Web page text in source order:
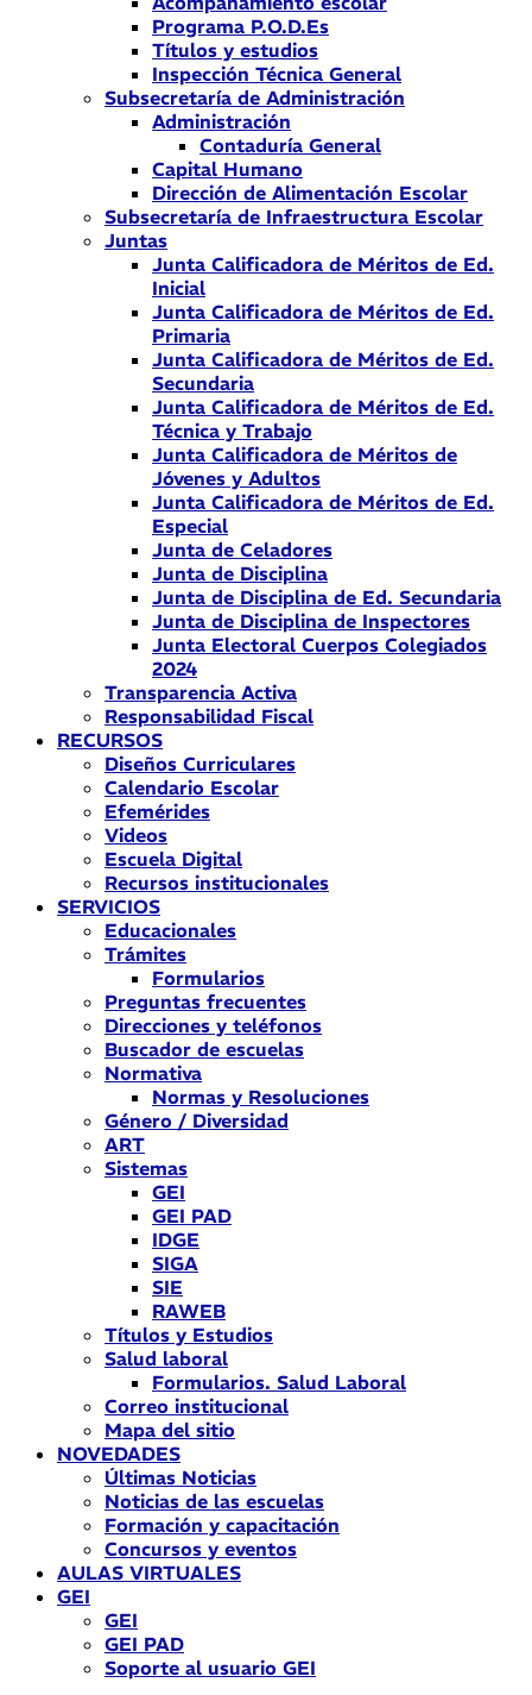
Programa P.O.D.Es
Títulos y estudios
Inspección Técnica General
Subsecretaría de Administración
Administración
Contaduría General
Capital Humano
Dirección de Alimentación Escolar
Subsecretaría de Infraestructura Escolar
Juntas
Junta Calificadora de Méritos de Ed.
Inicial
Junta Calificadora de Méritos de Ed.
Primaria
Junta Calificadora de Méritos de Ed.
Secundaria
Junta Calificadora de Méritos de Ed.
Técnica y Trabajo
Junta Calificadora de Méritos de
Jóvenes y Adultos
Junta Calificadora de Méritos de Ed.
Especial
Junta de Celadores
Junta de Disciplina
Junta de Disciplina de Ed. Secundaria
Junta de Disciplina de Inspectores
Junta Electoral Cuerpos Colegiados
2024
Transparencia Activa
Responsabilidad Fiscal
RECURSOS
Diseños Curriculares
Calendario Escolar
Efemérides
Videos
Escuela Digital
Recursos institucionales
SERVICIOS
Educacionales
Trámites
Formularios
Preguntas frecuentes
Direcciones y teléfonos
Buscador de escuelas
Normativa
Normas y Resoluciones
Género / Diversidad
ART
Sistemas
GEI
GEI PAD
IDGE
SIGA
SIE
RAWEB
Títulos y Estudios
Salud laboral
Formularios. Salud Laboral
Correo institucional
Mapa del sitio
NOVEDADES
Últimas Noticias
Noticias de las escuelas
Formación y capacitación
Concursos y eventos
AULAS VIRTUALES
GEI
GEI
GEI PAD
Soporte al usuario GEI